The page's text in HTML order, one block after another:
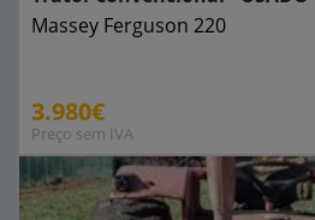
Massey Ferguson 220
3.980€
Preço sem IVA